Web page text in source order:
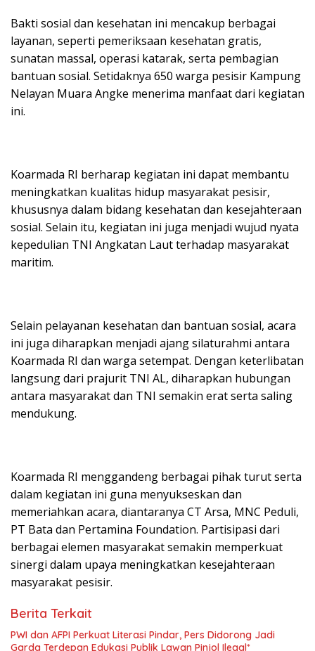
Bakti sosial dan kesehatan ini mencakup berbagai
layanan, seperti pemeriksaan kesehatan gratis,
sunatan massal, operasi katarak, serta pembagian
bantuan sosial. Setidaknya 650 warga pesisir Kampung
Nelayan Muara Angke menerima manfaat dari kegiatan
ini.
Koarmada RI berharap kegiatan ini dapat membantu
meningkatkan kualitas hidup masyarakat pesisir,
khususnya dalam bidang kesehatan dan kesejahteraan
sosial. Selain itu, kegiatan ini juga menjadi wujud nyata
kepedulian TNI Angkatan Laut terhadap masyarakat
maritim.
Selain pelayanan kesehatan dan bantuan sosial, acara
ini juga diharapkan menjadi ajang silaturahmi antara
Koarmada RI dan warga setempat. Dengan keterlibatan
langsung dari prajurit TNI AL, diharapkan hubungan
antara masyarakat dan TNI semakin erat serta saling
mendukung.
Koarmada RI menggandeng berbagai pihak turut serta
dalam kegiatan ini guna menyukseskan dan
memeriahkan acara, diantaranya CT Arsa, MNC Peduli,
PT Bata dan Pertamina Foundation. Partisipasi dari
berbagai elemen masyarakat semakin memperkuat
sinergi dalam upaya meningkatkan kesejahteraan
masyarakat pesisir.
Berita Terkait
PWI dan AFPI Perkuat Literasi Pindar, Pers Didorong Jadi
Garda Terdepan Edukasi Publik Lawan Pinjol Ilegal*